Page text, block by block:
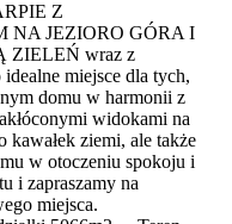
Z
NA JEZIORO GÓRA I
ZIELEŃ wraz z
miejsce dla tych,
domu w harmonii z
widokami na
kawałek ziemi, ale także
w otoczeniu spokoju i
i zapraszamy na
miejsca.